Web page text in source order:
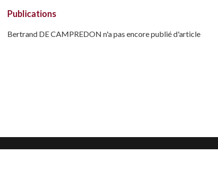
Publications
Bertrand DE CAMPREDON n'a pas encore publié d'article
Mentions légales